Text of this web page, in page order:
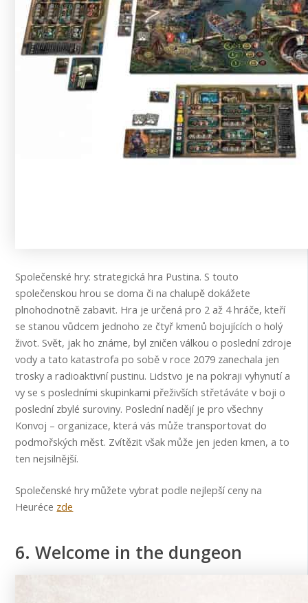
Společenské hry: strategická hra Pustina. S touto
společenskou hrou se doma či na chalupě dokážete
plnohodnotně zabavit. Hra je určená pro 2 až 4 hráče, kteří
se stanou vůdcem jednoho ze čtyř kmenů bojujících o holý
život. Svět, jak ho známe, byl zničen válkou o poslední zdroje
vody a tato katastrofa po sobě v roce 2079 zanechala jen
trosky a radioaktivní pustinu. Lidstvo je na pokraji vyhynutí a
vy se s posledními skupinkami přeživších střetáváte v boji o
poslední zbylé suroviny. Poslední nadějí je pro všechny
Konvoj – organizace, která vás může transportovat do
podmořských měst. Zvítězit však může jen jeden kmen, a to
ten nejsilnější.
Společenské hry můžete vybrat podle nejlepší ceny na
Heuréce zde
6. Welcome in the dungeon